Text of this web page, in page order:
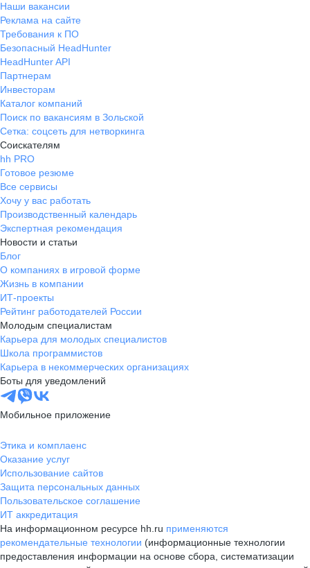
Наши вакансии
Реклама на сайте
Требования к ПО
Безопасный HeadHunter
HeadHunter API
Партнерам
Инвесторам
Каталог компаний
Поиск по вакансиям в Зольской
Сетка: соцсеть для нетворкинга
Соискателям
hh PRO
Готовое резюме
Все сервисы
Хочу у вас работать
Производственный календарь
Экспертная рекомендация
Новости и статьи
Блог
О компаниях в игровой форме
Жизнь в компании
ИТ-проекты
Рейтинг работодателей России
Молодым специалистам
Карьера для молодых специалистов
Школа программистов
Карьера в некоммерческих организациях
Боты для уведомлений
Мобильное приложение
Этика и комплаенс
Оказание услуг
Использование сайтов
Защита персональных данных
Пользовательское соглашение
ИТ аккредитация
На информационном ресурсе hh.ru применяются
рекомендательные технологии (информационные технологии
предоставления информации на основе сбора, систематизации